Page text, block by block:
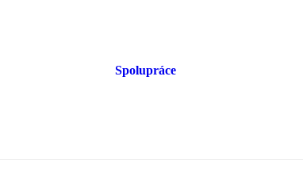
Spolupráce